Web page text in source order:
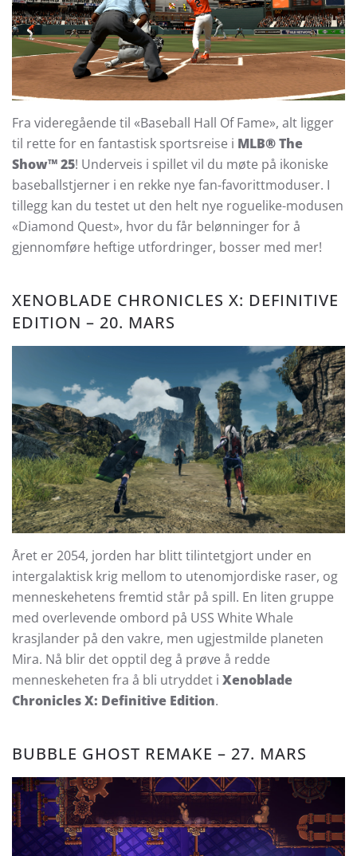
Fra videregående til «Baseball Hall Of Fame», alt ligger
til rette for en fantastisk sportsreise i MLB® The
Show™ 25! Underveis i spillet vil du møte på ikoniske
baseballstjerner i en rekke nye fan-favorittmoduser. I
tillegg kan du testet ut den helt nye roguelike-modusen
«Diamond Quest», hvor du får belønninger for å
gjennomføre heftige utfordringer, bosser med mer!
XENOBLADE CHRONICLES X: DEFINITIVE
EDITION – 20. MARS
Året er 2054, jorden har blitt tilintetgjort under en
intergalaktisk krig mellom to utenomjordiske raser, og
menneskehetens fremtid står på spill. En liten gruppe
med overlevende ombord på USS White Whale
krasjlander på den vakre, men ugjestmilde planeten
Mira. Nå blir det opptil deg å prøve å redde
menneskeheten fra å bli utryddet i Xenoblade
Chronicles X: Definitive Edition.
BUBBLE GHOST REMAKE – 27. MARS